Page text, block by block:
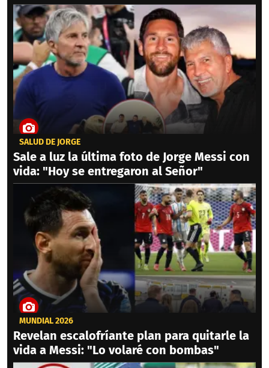
SALUD DE JORGE
Sale a luz la última foto de Jorge Messi con
vida: "Hoy se entregaron al Señor"
MUNDIAL 2026
Revelan escalofríante plan para quitarle la
vida a Messi: "Lo volaré con bombas"